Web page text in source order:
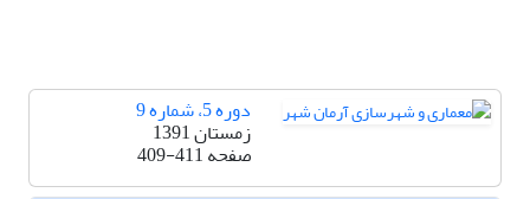
دوره 5، شماره 9
زمستان 1391
صفحه409-411